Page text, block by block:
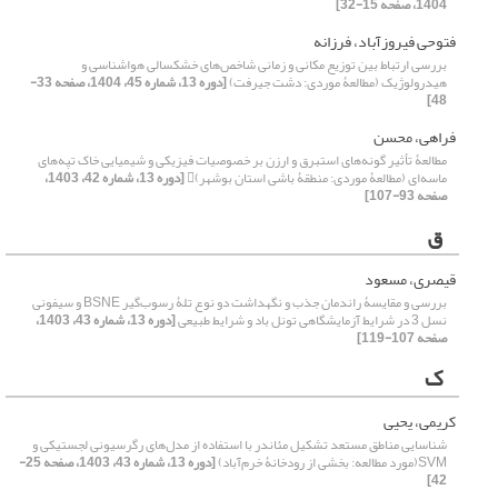
فتوحی فیروزآباد، فرزانه
بررسی ارتباط بین توزیع مکانی و زمانی شاخص‌های خشکسالی هواشناسی و
هیدرولوژیک (مطالعۀ موردی: دشت جیرفت) [دوره 13، شماره 45، 1404، صفحه 33-
48]
فراهی، محسن
مطالعۀ تأثیر گونه‌های استبرق و ارزن بر خصوصیات فیزیکی و شیمیایی خاک تپه‌های
ماسه‌ای (مطالعۀ موردی: منطقۀ باشی استان بوشهر) [دوره 13، شماره 42، 1403،
صفحه 93-107]
ق
قیصری، مسعود
بررسی و مقایسۀ راندمان جذب و نگهداشت دو نوع تلۀ رسوب‌گیر BSNE و سیفونی
نسل 3 در شرایط آزمایشگاهی تونل باد و شرایط طبیعی [دوره 13، شماره 43، 1403،
صفحه 107-119]
ک
کریمی، یحیی
شناسایی مناطق مستعد تشکیل مئاندر با استفاده از مدل‌های رگرسیونی لجستیکی و
SVM(مورد مطالعه: بخشی از رودخانۀ خرم‌آباد) [دوره 13، شماره 43، 1403، صفحه 25-
42]